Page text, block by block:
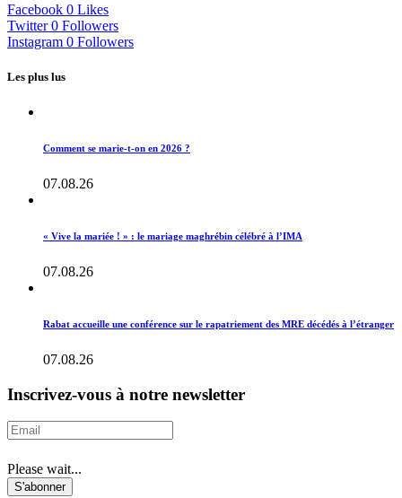
Facebook 0 Likes
Twitter 0 Followers
Instagram 0 Followers
Les plus lus
Comment se marie-t-on en 2026 ?
07.08.26
« Vive la mariée ! » : le mariage maghrébin célébré à l’IMA
07.08.26
Rabat accueille une conférence sur le rapatriement des MRE décédés à l’étranger
07.08.26
Inscrivez-vous à notre newsletter
Please wait...
S'abonner